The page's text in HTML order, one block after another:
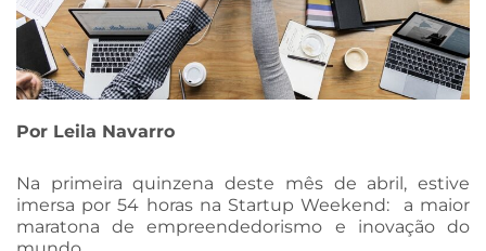
Por Leila Navarro
Na primeira quinzena deste mês de abril, estive
imersa por 54 horas na Startup Weekend: a maior
maratona de empreendedorismo e inovação do